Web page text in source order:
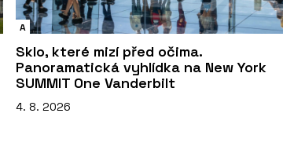
A
Sklo, které mizí před očima.
Panoramatická vyhlídka na New York
SUMMIT One Vanderbilt
4. 8. 2026